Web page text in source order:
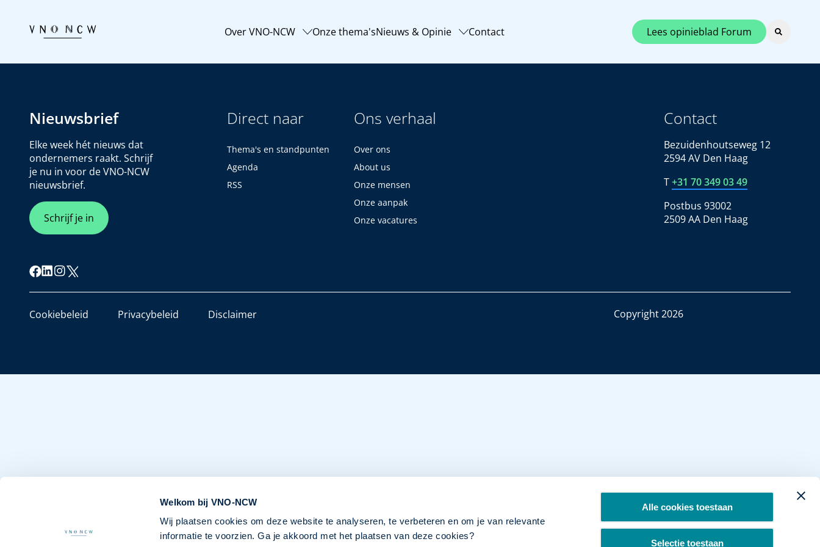
Welkom bij VNO-NCW
Wij plaatsen cookies om deze website te analyseren, te verbeteren en om je van relevante
informatie te voorzien. Ga je akkoord met het plaatsen van deze cookies?
Alle cookies toestaan
Selectie toestaan
Over VNO-NCW Onze thema'sNieuws & Opinie Contact Lees opinieblad Forum
Nieuwsbrief
Elke week hét nieuws dat
ondernemers raakt. Schrijf
je nu in voor de VNO-NCW
nieuwsbrief.
Schrijf je in
Direct naar
Thema's en standpunten
Agenda
RSS
Ons verhaal
Over ons
About us
Onze mensen
Onze aanpak
Onze vacatures
Contact
Bezuidenhoutseweg 12
2594 AV Den Haag
T+31 70 349 03 49
Postbus 93002
2509 AA Den Haag
Cookiebeleid Privacybeleid Disclaimer Copyright 2026